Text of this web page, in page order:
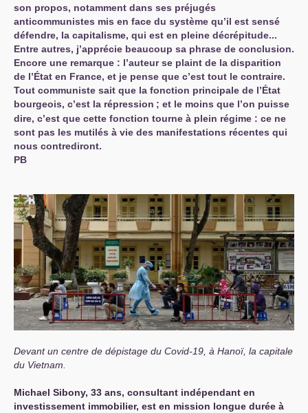
son propos, notamment dans ses préjugés
anticommunistes mis en face du système qu’il est sensé
défendre, la capitalisme, qui est en pleine décrépitude...
Entre autres, j’apprécie beaucoup sa phrase de conclusion.
Encore une remarque : l’auteur se plaint de la disparition
de l’État en France, et je pense que c’est tout le contraire.
Tout communiste sait que la fonction principale de l’État
bourgeois, c’est la répression ; et le moins que l’on puisse
dire, c’est que cette fonction tourne à plein régime : ce ne
sont pas les mutilés à vie des manifestations récentes qui
nous contrediront.
PB
Devant un centre de dépistage du Covid-19, à Hanoï, la capitale
du Vietnam.
Michael Sibony, 33 ans, consultant indépendant en
investissement immobilier, est en mission longue durée à